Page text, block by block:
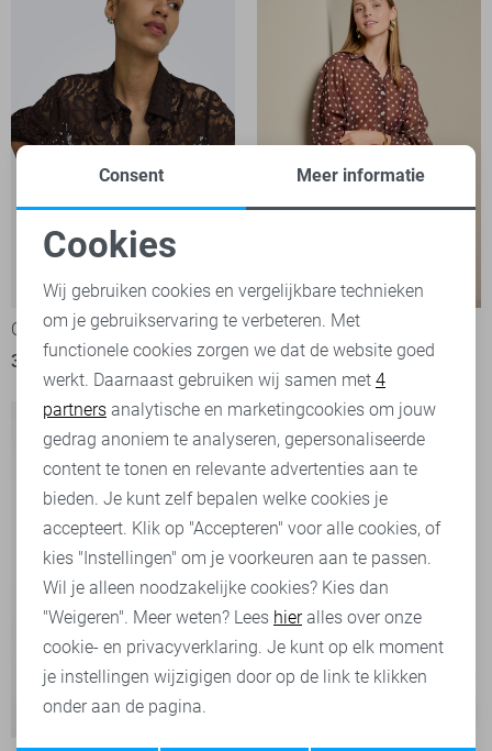
Only Blouse
39,99
LolaLiza Blouse
49,99
-50%
Noodzakelijke cookies
Personalisatie cookies
Analytische cookies
Marketing cookies
Consent Meer informatie
Cookies
Wij gebruiken cookies en vergelijkbare technieken
om je gebruikservaring te verbeteren. Met
functionele cookies zorgen we dat de website goed
werkt. Daarnaast gebruiken wij samen met 4
partners analytische en marketingcookies om jouw
gedrag anoniem te analyseren, gepersonaliseerde
content te tonen en relevante advertenties aan te
bieden. Je kunt zelf bepalen welke cookies je
accepteert. Klik op "Accepteren" voor alle cookies, of
kies "Instellingen" om je voorkeuren aan te passen.
Wil je alleen noodzakelijke cookies? Kies dan
"Weigeren". Meer weten? Lees hieralles over onze
cookie- en privacyverklaring. Je kunt op elk moment
je instellingen wijzigigen door op de link te klikken
onder aan de pagina.